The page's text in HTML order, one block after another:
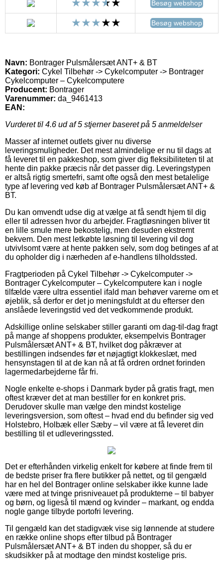
Besøg webshop
Besøg webshop
Navn: Bontrager Pulsmålersæt ANT+ & BT
Kategori: Cykel Tilbehør -> Cykelcomputer -> Bontrager
Cykelcomputer – Cykelcomputere
Producent: Bontrager
Varenummer: da_9461413
EAN:
Vurderet til 4.6 ud af 5 stjerner baseret på 5 anmeldelser
Masser af internet outlets giver nu diverse
leveringsmuligheder. Det mest almindelige er nu til dags at
få leveret til en pakkeshop, som giver dig fleksibiliteten til at
hente din pakke præcis når det passer dig. Leveringstypen
er altså rigtig smertefri, samt ofte også den mest betalelige
type af levering ved køb af Bontrager Pulsmålersæt ANT+ &
BT.
Du kan omvendt udse dig at vælge at få sendt hjem til dig
eller til adressen hvor du arbejder. Fragtløsningen bliver tit
en lille smule mere bekostelig, men desuden ekstremt
bekvem. Den mest letkøbte løsning til levering vil dog
utvivlsomt være at hente pakken selv, som dog betinges af at
du opholder dig i nærheden af e-handlens tilholdssted.
Fragtperioden på Cykel Tilbehør -> Cykelcomputer ->
Bontrager Cykelcomputer – Cykelcomputere kan i nogle
tilfælde være ultra essentiel ifald man behøver varerne om et
øjeblik, så derfor er det jo meningsfuldt at du efterser den
anslåede leveringstid ved det vedkommende produkt.
Adskillige online selskaber stiller garanti om dag-til-dag fragt
på mange af shoppens produkter, eksempelvis Bontrager
Pulsmålersæt ANT+ & BT, hvilket dog påkræver at
bestillingen indsendes før et nøjagtigt klokkeslæt, med
hensynstagen til at de kan nå at få ordren ordnet forinden
lagermedarbejderne får fri.
Nogle enkelte e-shops i Danmark byder på gratis fragt, men
oftest kræver det at man bestiller for en konkret pris.
Derudover skulle man vælge den mindst kostelige
leveringsversion, som oftest – hvad end du befinder sig ved
Holstebro, Holbæk eller Sæby – vil være at få leveret din
bestilling til et udleveringssted.
Det er efterhånden virkelig enkelt for købere at finde frem til
de bedste priser fra flere butikker på nettet, og til gengæld
har en hel del Bontrager online selskaber ikke kunne lade
være med at tvinge prisniveauet på produkterne – til babyer
og børn, og ligeså til mænd og kvinder – markant, og endda
nogle gange tilbyde portofri levering.
Til gengæld kan det stadigvæk vise sig lønnende at studere
en række online shops efter tilbud på Bontrager
Pulsmålersæt ANT+ & BT inden du shopper, så du er
skudsikker på at modtage den mindst kostelige pris.